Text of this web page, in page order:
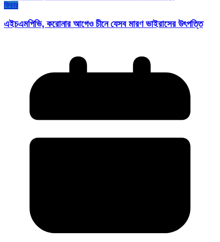
ফিচার
এইচএমপিভি, করোনার আগেও চীনে যেসব মারণ ভাইরাসের উৎপত্তি